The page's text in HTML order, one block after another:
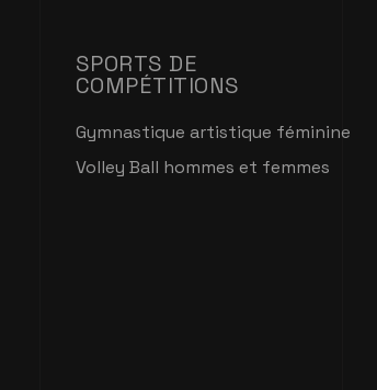
SPORTS DE
COMPÉTITIONS
Gymnastique artistique féminine
Volley Ball hommes et femmes